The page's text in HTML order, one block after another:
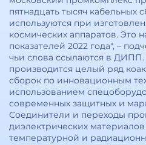
пятнадцать тысяч кабельных
используются при
космических аппаратов. Это
показателей 2022 года", –
чьи слова ссылаются в ДИПП.
производится целый ряд
сборок по инновационным
использованием
современных защитных и
Соединители и переходы
диэлектрических
температурной и